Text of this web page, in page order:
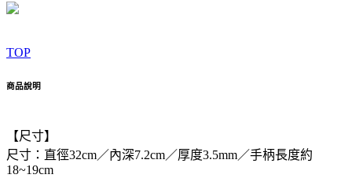
TOP
商品說明
【尺寸】
尺寸：直徑32cm／內深7.2cm／厚度3.5mm／手柄長度約
18~19cm